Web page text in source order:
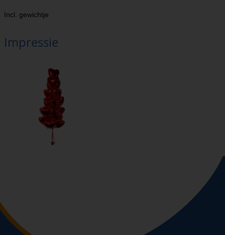
Incl. gewichtje
Impressie